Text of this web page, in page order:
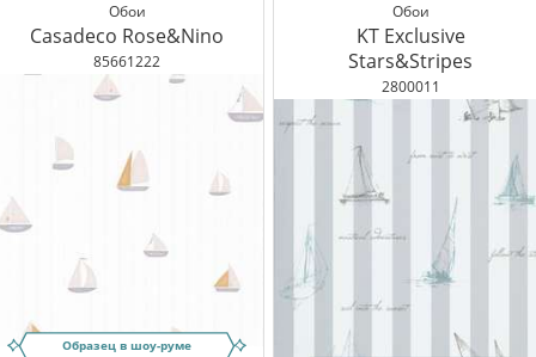
Обои
Casadeco Rose&Nino
85661222
Образец в шоу-руме
Обои
KT Exclusive
Stars&Stripes
2800011